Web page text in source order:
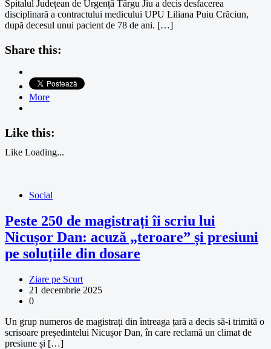
Spitalul Județean de Urgență Târgu Jiu a decis desfacerea
disciplinară a contractului medicului UPU Liliana Puiu Crăciun,
după decesul unui pacient de 78 de ani. […]
Share this:
More
Like this:
Like Loading...
Social
Peste 250 de magistrați îi scriu lui
Nicușor Dan: acuză „teroare” și presiuni
pe soluțiile din dosare
Ziare pe Scurt
21 decembrie 2025
0
Un grup numeros de magistrați din întreaga țară a decis să-i trimită o
scrisoare președintelui Nicușor Dan, în care reclamă un climat de
presiune și […]